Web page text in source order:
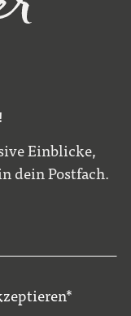
Einblicke,
dein Postfach.
*